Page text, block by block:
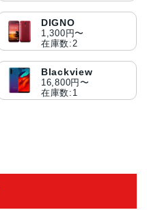
DIGNO
1,300円〜
在庫数:2
Blackview
16,800円〜
在庫数:1